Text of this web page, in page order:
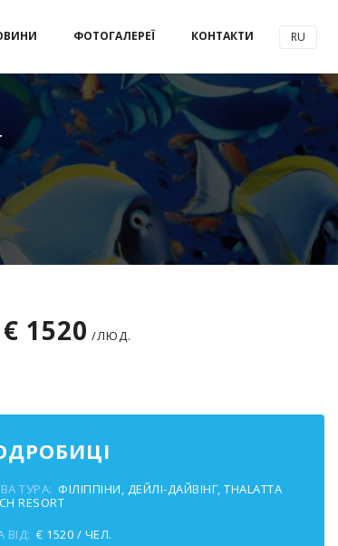
ФОТОГАЛЕРЕЇ КОНТАКТИ RU
€ 1520 /ЛЮД.
ТУРА: ФІЛІППІНИ, ДЕЙЛІ-ДАЙВІНГ, THALATTA
RESORT
ВІД: € 1520 / ЧЕЛ.